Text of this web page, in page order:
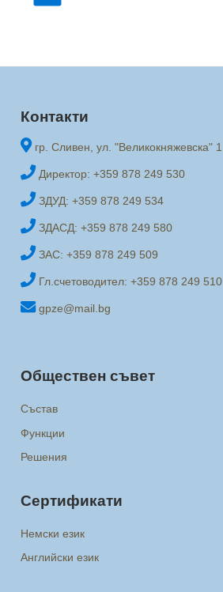
Контакти
гр. Сливен, ул. "Великокняжевска" 1
Директор: +359 878 249 530
ЗДУД: +359 878 249 534
ЗДАСД: +359 878 249 580
ЗАС: +359 878 249 509
Гл.счетоводител: +359 878 249 510
gpze@mail.bg
Обществен съвет
Състав
Функции
Решения
Сертификати
Немски език
Английски език